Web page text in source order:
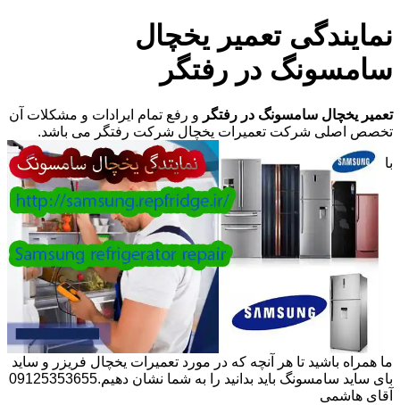
نمایندگی تعمیر یخچال
سامسونگ در رفتگر
تعمیر یخچال سامسونگ در رفتگر و رفع تمام ایرادات و مشکلات آن
تخصص اصلی شرکت تعمیرات یخچال شرکت رفتگر می باشد.
با
ما همراه باشید تا هر آنچه که در مورد تعمیرات یخچال فریزر و ساید
بای ساید سامسونگ باید بدانید را به شما نشان دهیم.09125353655
آقای هاشمی